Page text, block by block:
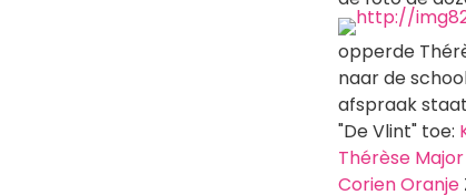
opperde
naar de
afspraak
"De Vlint" toe:
Thérèse Major
Corien Oranje